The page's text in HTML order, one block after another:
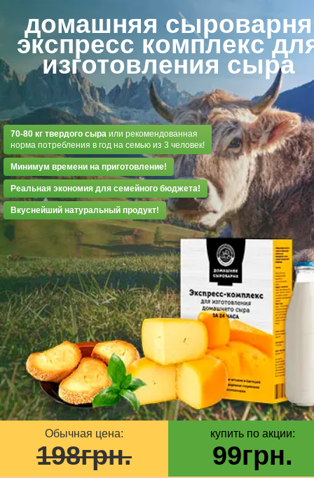
домашняя сыроварня
экспресс комплекс
изготовления сыра
70-80 кг твердого сыра или рекомендованная
норма потребления в год на семью из 3 человек!
Минимум времени на приготовление!
Реальная экономия для семейного бюджета!
Вкуснейший натуральный продукт!
Обычная цена:
198грн.
купить по акции:
99грн.